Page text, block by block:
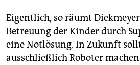
Eigentlich, so räumt
Betreuung der Kinder durch
eine Notlösung. In Zukunft
ausschließlich Roboter